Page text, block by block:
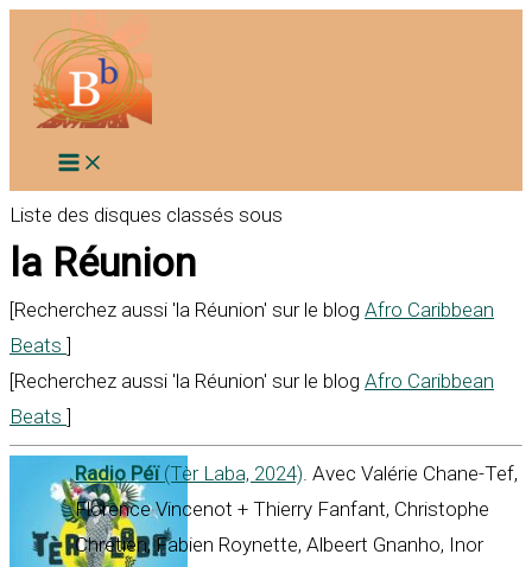
contenu
Liste des disques classés sous
la Réunion
[Recherchez aussi 'la Réunion' sur le blog Afro Caribbean
Beats ]
[Recherchez aussi 'la Réunion' sur le blog Afro Caribbean
Beats ]
Radio Péï(Tèr Laba, 2024). Avec Valérie Chane-Tef,
Florence Vincenot + Thierry Fanfant, Christophe
Chrétien, Fabien Roynette, Albeert Gnanho, Inor